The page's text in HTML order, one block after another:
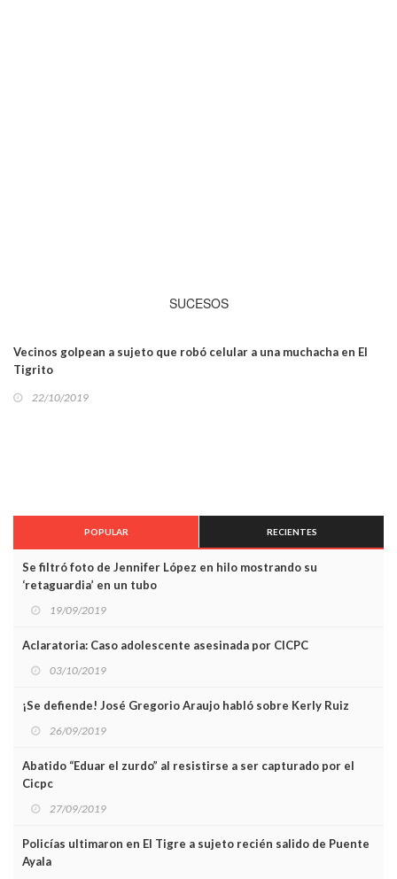
SUCESOS
Vecinos golpean a sujeto que robó celular a una muchacha en El
Tigrito
22/10/2019
POPULAR RECIENTES
Se filtró foto de Jennifer López en hilo mostrando su
‘retaguardia’ en un tubo
19/09/2019
Aclaratoria: Caso adolescente asesinada por CICPC
03/10/2019
¡Se defiende! José Gregorio Araujo habló sobre Kerly Ruiz
26/09/2019
Abatido “Eduar el zurdo” al resistirse a ser capturado por el
Cicpc
27/09/2019
Policías ultimaron en El Tigre a sujeto recién salido de Puente
Ayala